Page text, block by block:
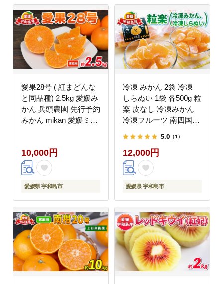
愛果28号 ( 紅まどんな
と同品種) 2.5kg 愛媛み
かん 兵頭農園 先行予約
みかん mikan 愛媛ミカ
柑橘 みかん 高級 ブラ
ンド ゼリー プルプル
甘い 美味しい 人気 お
取り寄せ 産直 愛媛県産
家直送 数量限定 国産
愛媛 宇和島 B010-
055002
10,000円
愛媛県 宇和島市
冷凍 みかん 2袋 冷凍
しらぬい 1袋 各500g 粒
楽 皮なし 冷凍みかん
冷凍フルーツ 南四国フ
コポン と同品種) デザ
ート スイーツ 天然 シ
ャーベット アイス 果物
フルーツ 柑橘 冷凍 加
工品 産地直送 国産 愛
5.0 （1）
12,000円
愛媛県 宇和島市